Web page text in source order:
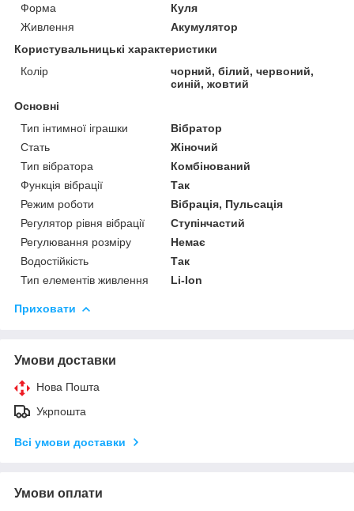
Форма
Куля
Живлення
Акумулятор
Користувальницькі характеристики
Колір
чорний, білий, червоний,
синій, жовтий
Основні
Тип інтимної іграшки
Вібратор
Стать
Жіночий
Тип вібратора
Комбінований
Функція вібрації
Так
Режим роботи
Вібрація, Пульсація
Регулятор рівня вібрації
Ступінчастий
Регулювання розміру
Немає
Водостійкість
Так
Тип елементів живлення
Li-Ion
Приховати
Умови доставки
Нова Пошта
Укрпошта
Всі умови доставки
Умови оплати